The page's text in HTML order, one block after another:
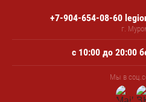
с 10:00 до 20:00
+7-904-654-08-60
г.
Мы в